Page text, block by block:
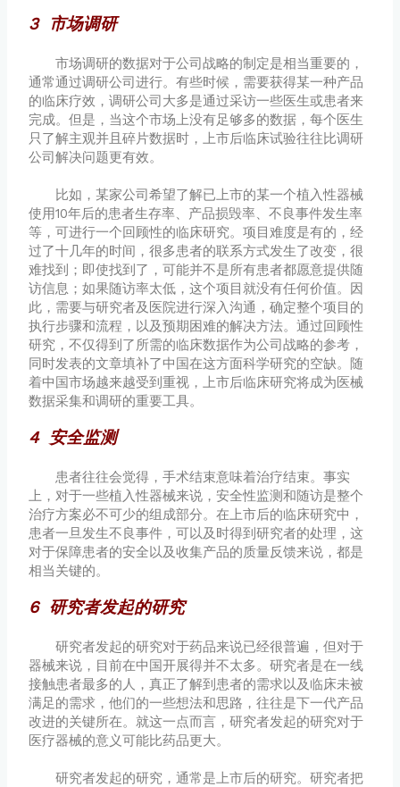
3 市场调研
市场调研的数据对于公司战略的制定是相当重要的，
通常通过调研公司进行。有些时候，需要获得某一种产品
的临床疗效，调研公司大多是通过采访一些医生或患者来
完成。但是，当这个市场上没有足够多的数据，每个医生
只了解主观并且碎片数据时，上市后临床试验往往比调研
公司解决问题更有效。
比如，某家公司希望了解已上市的某一个植入性器械
使用10年后的患者生存率、产品损毁率、不良事件发生率
等，可进行一个回顾性的临床研究。项目难度是有的，经
过了十几年的时间，很多患者的联系方式发生了改变，很
难找到；即使找到了，可能并不是所有患者都愿意提供随
访信息；如果随访率太低，这个项目就没有任何价值。因
此，需要与研究者及医院进行深入沟通，确定整个项目的
执行步骤和流程，以及预期困难的解决方法。通过回顾性
研究，不仅得到了所需的临床数据作为公司战略的参考，
同时发表的文章填补了中国在这方面科学研究的空缺。随
着中国市场越来越受到重视，上市后临床研究将成为医械
数据采集和调研的重要工具。
4 安全监测
患者往往会觉得，手术结束意味着治疗结束。事实
上，对于一些植入性器械来说，安全性监测和随访是整个
治疗方案必不可少的组成部分。在上市后的临床研究中，
患者一旦发生不良事件，可以及时得到研究者的处理，这
对于保障患者的安全以及收集产品的质量反馈来说，都是
相当关键的。
6 研究者发起的研究
研究者发起的研究对于药品来说已经很普遍，但对于
器械来说，目前在中国开展得并不太多。研究者是在一线
接触患者最多的人，真正了解到患者的需求以及临床未被
满足的需求，他们的一些想法和思路，往往是下一代产品
改进的关键所在。就这一点而言，研究者发起的研究对于
医疗器械的意义可能比药品更大。
研究者发起的研究，通常是上市后的研究。研究者把